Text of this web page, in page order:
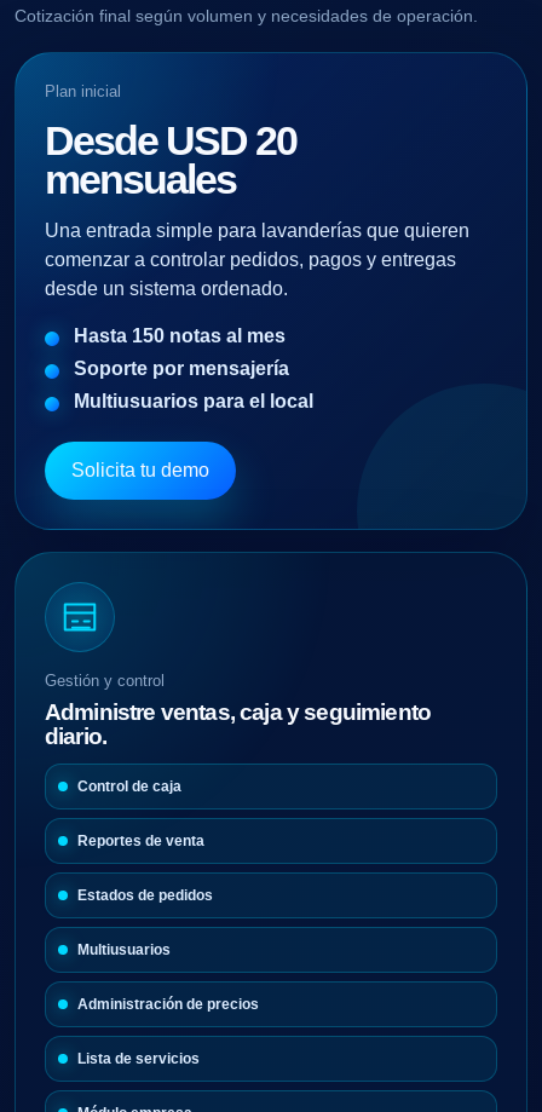
Cotización final según volumen y necesidades de operación.
Plan inicial
Desde USD 20
mensuales
Una entrada simple para lavanderías que quieren
comenzar a controlar pedidos, pagos y entregas
desde un sistema ordenado.
Hasta 150 notas al mes
Soporte por mensajería
Multiusuarios para el local
Solicita tu demo
Gestión y control
Administre ventas, caja y seguimiento
diario.
Control de caja
Reportes de venta
Estados de pedidos
Multiusuarios
Administración de precios
Lista de servicios